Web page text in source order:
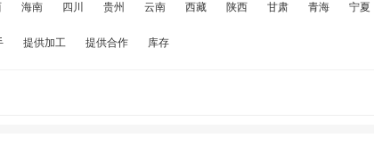
海南 四川 贵州 云南 西藏 陕西 甘肃 青海 宁夏
提供加工 提供合作 库存